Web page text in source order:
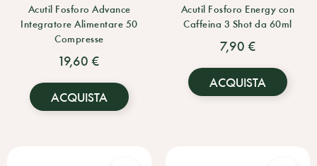
Acutil Fosforo Advance
Integratore Alimentare 50
Compresse
19,60 €
ACQUISTA
Acutil Fosforo Energy con
Caffeina 3 Shot da 60ml
7,90 €
ACQUISTA